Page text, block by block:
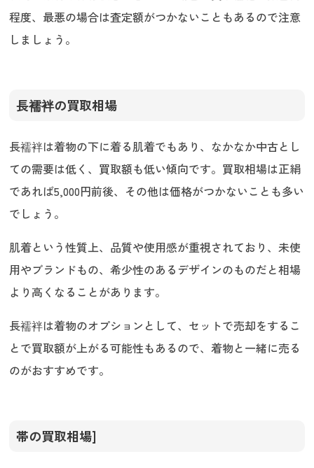
程度、最悪の場合は査定額がつかないこともあるので注意
しましょう。
長襦袢の買取相場
長襦袢は着物の下に着る肌着でもあり、なかなか中古とし
ての需要は低く、買取額も低い傾向です。買取相場は正絹
であれば5,000円前後、その他は価格がつかないことも多い
でしょう。
肌着という性質上、品質や使用感が重視されており、未使
用やブランドもの、希少性のあるデザインのものだと相場
より高くなることがあります。
長襦袢は着物のオプションとして、セットで売却をするこ
とで買取額が上がる可能性もあるので、着物と一緒に売る
のがおすすめです。
帯の買取相場]